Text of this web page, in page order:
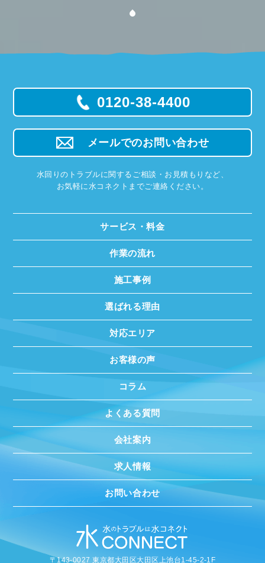
0120-38-4400
メールでのお問い合わせ
水回りのトラブルに関するご相談・お見積もりなど、
お気軽に水コネクトまでご連絡ください。
サービス・料金
作業の流れ
施工事例
選ばれる理由
対応エリア
お客様の声
コラム
よくある質問
会社案内
求人情報
お問い合わせ
〒143-0027 東京都大田区大田区上池台1-45-2-1F